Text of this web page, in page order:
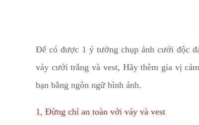
Để có được 1 ý tưởng chụp ảnh cưới độc
váy cưới trắng và vest, Hãy thêm gia vị
bạn bằng ngôn ngữ hình ảnh.
1, Đừng chỉ an toàn với váy và vest